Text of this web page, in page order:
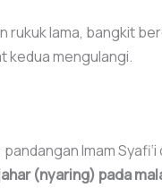
rukuk lama, bangkit
kedua mengulangi.
Imam
(nyaring) pada